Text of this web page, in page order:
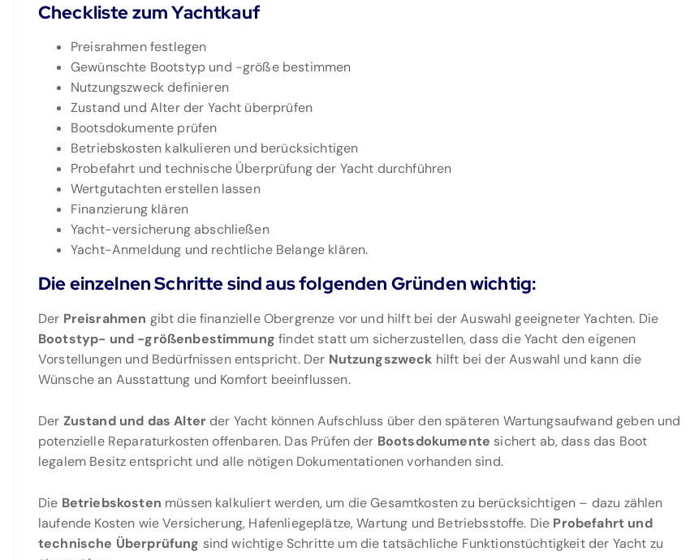
Checkliste zum Yachtkauf
Preisrahmen festlegen
Gewünschte Bootstyp und -größe bestimmen
Nutzungszweck definieren
Zustand und Alter der Yacht überprüfen
Bootsdokumente prüfen
Betriebskosten kalkulieren und berücksichtigen
Probefahrt und technische Überprüfung der Yacht durchführen
Wertgutachten erstellen lassen
Finanzierung klären
Yacht-versicherung abschließen
Yacht-Anmeldung und rechtliche Belange klären.
Die einzelnen Schritte sind aus folgenden Gründen wichtig:
Der Preisrahmen gibt die finanzielle Obergrenze vor und hilft bei der Auswahl geeigneter Yachten. Die
Bootstyp- und -größenbestimmung findet statt um sicherzustellen, dass die Yacht den eigenen
Vorstellungen und Bedürfnissen entspricht. Der Nutzungszweck hilft bei der Auswahl und kann die
Wünsche an Ausstattung und Komfort beeinflussen.
Der Zustand und das Alterder Yacht können Aufschluss über den späteren Wartungsaufwand geben und
potenzielle Reparaturkosten offenbaren. Das Prüfen der Bootsdokumente sichert ab, dass das Boot
legalem Besitz entspricht und alle nötigen Dokumentationen vorhanden sind.
Die Betriebskosten müssen kalkuliert werden, um die Gesamtkosten zu berücksichtigen – dazu zählen
laufende Kosten wie Versicherung, Hafenliegeplätze, Wartung und Betriebsstoffe. Die Probefahrt und
technische Überprüfung sind wichtige Schritte um die tatsächliche Funktionstüchtigkeit der Yacht zu